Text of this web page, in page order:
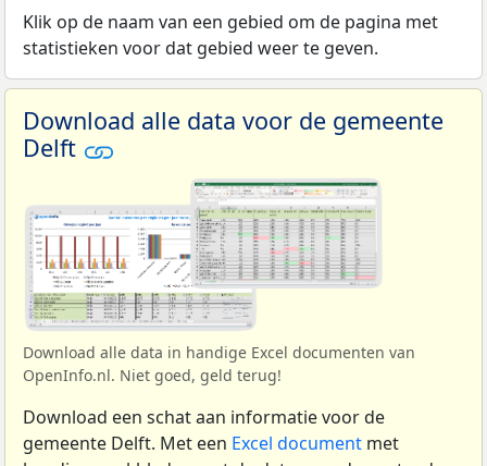
Klik op de naam van een gebied om de pagina met
statistieken voor dat gebied weer te geven.
Download alle data voor de gemeente
Delft
Download alle data in handige Excel documenten van
OpenInfo.nl. Niet goed, geld terug!
Download een schat aan informatie voor de
gemeente Delft. Met een Excel document met